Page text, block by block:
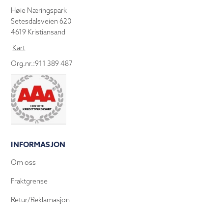
Høie Næringspark
Setesdalsveien 620
4619 Kristiansand
Kart
Org.nr.:911 389 487
INFORMASJON
Om oss
Fraktgrense
Retur/Reklamasjon